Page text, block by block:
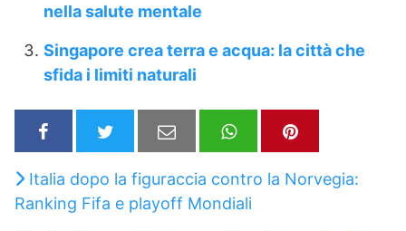
nella salute mentale
Singapore crea terra e acqua: la città che
sfida i limiti naturali
Italia dopo la figuraccia contro la Norvegia:
Ranking Fifa e playoff Mondiali